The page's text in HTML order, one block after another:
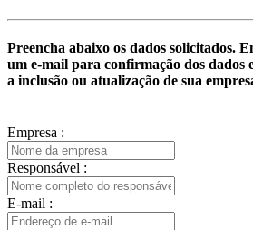
Preencha abaixo os dados solicitados.
um e-mail para confirmação dos dados
a inclusão ou atualização de sua
Empresa :
Responsável :
E-mail :